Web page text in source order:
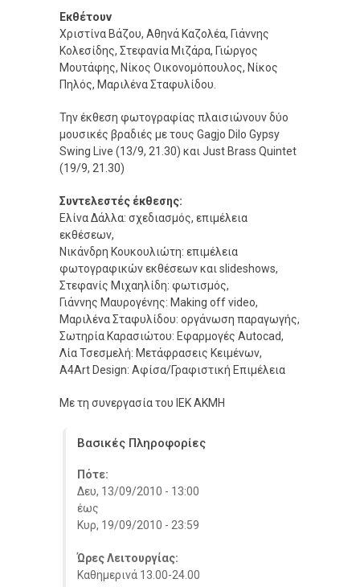
Εκθέτουν
Χριστίνα Βάζου, Αθηνά Καζολέα, Γιάννης
Κολεσίδης, Στεφανία Μιζάρα, Γιώργος
Μουτάφης, Νίκος Οικονομόπουλος, Νίκος
Πηλός, Μαριλένα Σταφυλίδου.
Την έκθεση φωτογραφίας πλαισιώνουν δύο
μουσικές βραδιές με τους Gagjo Dilo Gypsy
Swing Live (13/9, 21.30) και Just Brass Quintet
(19/9, 21.30)
Συντελεστές έκθεσης:
Ελίνα Δάλλα: σχεδιασμός, επιμέλεια
εκθέσεων,
Νικάνδρη Κουκουλιώτη: επιμέλεια
φωτογραφικών εκθέσεων και slideshows,
Στεφανίς Μιχαηλίδη: φωτισμός,
Γιάννης Μαυρογένης: Making off video,
Μαριλένα Σταφυλίδου: οργάνωση παραγωγής,
Σωτηρία Καρασιώτου: Εφαρμογές Autocad,
Λία Τσεσμελή: Μετάφρασεις Κειμένων,
A4Art Design: Αφίσα/Γραφιστική Επιμέλεια
Με τη συνεργασία του ΙΕΚ ΑΚΜΗ
Βασικές Πληροφορίες
Πότε:
Δευ, 13/09/2010 - 13:00
έως
Κυρ, 19/09/2010 - 23:59
Ώρες Λειτουργίας:
Καθημερινά 13.00-24.00